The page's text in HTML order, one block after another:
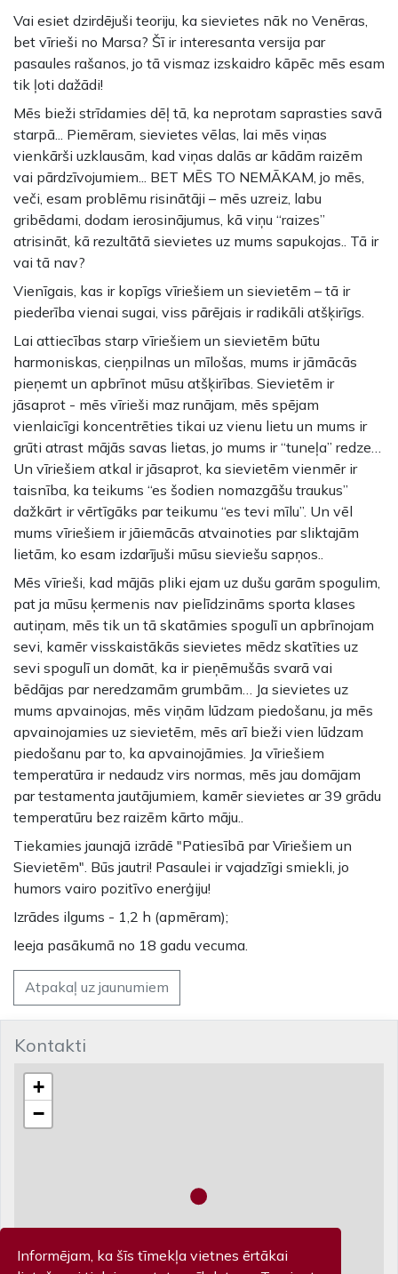
Informējam, ka šīs tīmekļa vietnes ērtākai
Vai esiet dzirdējuši teoriju, ka sievietes nāk no Venēras,
bet vīrieši no Marsa? Šī ir interesanta versija par
pasaules rašanos, jo tā vismaz izskaidro kāpēc mēs esam
tik ļoti dažādi!
Mēs bieži strīdamies dēļ tā, ka neprotam saprasties savā
starpā... Piemēram, sievietes vēlas, lai mēs viņas
vienkārši uzklausām, kad viņas dalās ar kādām raizēm
vai pārdzīvojumiem... BET MĒS TO NEMĀKAM, jo mēs,
veči, esam problēmu risinātāji – mēs uzreiz, labu
gribēdami, dodam ierosinājumus, kā viņu “raizes”
atrisināt, kā rezultātā sievietes uz mums sapukojas.. Tā ir
vai tā nav?
Vienīgais, kas ir kopīgs vīriešiem un sievietēm – tā ir
piederība vienai sugai, viss pārējais ir radikāli atšķirīgs.
Lai attiecības starp vīriešiem un sievietēm būtu
harmoniskas, cieņpilnas un mīlošas, mums ir jāmācās
pieņemt un apbrīnot mūsu atšķirības. Sievietēm ir
jāsaprot - mēs vīrieši maz runājam, mēs spējam
vienlaicīgi koncentrēties tikai uz vienu lietu un mums ir
grūti atrast mājās savas lietas, jo mums ir “tuneļa” redze…
Un vīriešiem atkal ir jāsaprot, ka sievietēm vienmēr ir
taisnība, ka teikums “es šodien nomazgāšu traukus”
dažkārt ir vērtīgāks par teikumu “es tevi mīlu”. Un vēl
mums vīriešiem ir jāiemācās atvainoties par sliktajām
lietām, ko esam izdarījuši mūsu sieviešu sapņos..
Mēs vīrieši, kad mājās pliki ejam uz dušu garām spogulim,
pat ja mūsu ķermenis nav pielīdzināms sporta klases
autiņam, mēs tik un tā skatāmies spogulī un apbrīnojam
sevi, kamēr visskaistākās sievietes mēdz skatīties uz
sevi spogulī un domāt, ka ir pieņēmušās svarā vai
bēdājas par neredzamām grumbām… Ja sievietes uz
mums apvainojas, mēs viņām lūdzam piedošanu, ja mēs
apvainojamies uz sievietēm, mēs arī bieži vien lūdzam
piedošanu par to, ka apvainojāmies. Ja vīriešiem
temperatūra ir nedaudz virs normas, mēs jau domājam
par testamenta jautājumiem, kamēr sievietes ar 39 grādu
temperatūru bez raizēm kārto māju..
Tiekamies jaunajā izrādē "Patiesībā par Vīriešiem un
Sievietēm". Būs jautri! Pasaulei ir vajadzīgi smiekli, jo
humors vairo pozitīvo enerģiju!
Izrādes ilgums - 1,2 h (apmēram);
Ieeja pasākumā no 18 gadu vecuma.
Atpakaļ uz jaunumiem
Kontakti
+
−